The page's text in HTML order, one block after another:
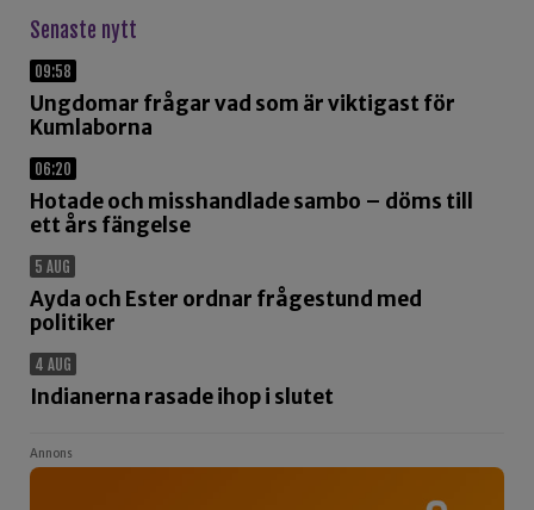
Senaste nytt
09:58
Ungdomar frågar vad som är viktigast för
Kumlaborna
06:20
Hotade och misshandlade sambo – döms till
ett års fängelse
5 AUG
Ayda och Ester ordnar frågestund med
politiker
4 AUG
Indianerna rasade ihop i slutet
Annons